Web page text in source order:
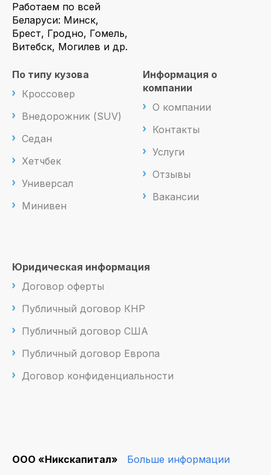
Работаем по всей
Беларуси: Минск,
Брест, Гродно, Гомель,
Витебск, Могилев и др.
По типу кузова
Кроссовер
Внедорожник (SUV)
Седан
Хетчбек
Универсал
Минивен
Информация о
компании
О компании
Контакты
Услуги
Отзывы
Вакансии
Юридическая информация
Договор оферты
Публичный договор КНР
Публичный договор США
Публичный договор Европа
Договор конфиденциальности
ООО «Никскапитал» Больше информации